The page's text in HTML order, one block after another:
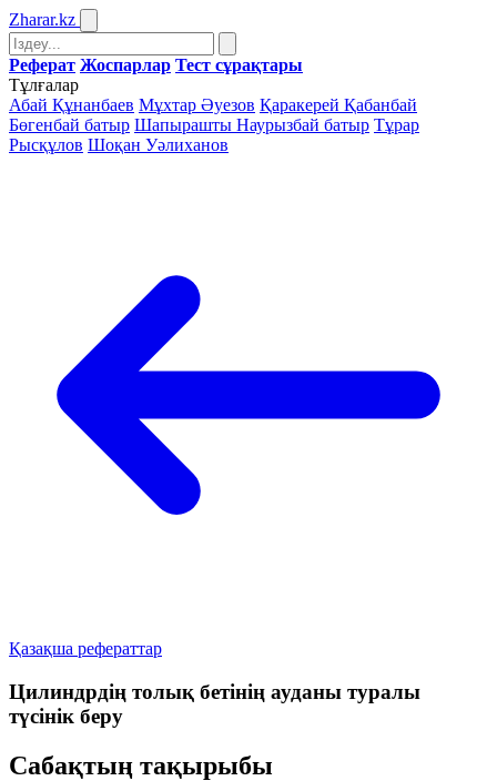
Zharar.kz
Реферат Жоспарлар Тест сұрақтары
Тұлғалар
Абай Құнанбаев Мұхтар Әуезов Қаракерей Қабанбай
Бөгенбай батыр Шапырашты Наурызбай батыр Тұрар
Рысқұлов Шоқан Уәлиханов
Қазақша рефераттар
Цилиндрдің толық бетінің ауданы туралы
түсінік беру
Сабақтың тақырыбы